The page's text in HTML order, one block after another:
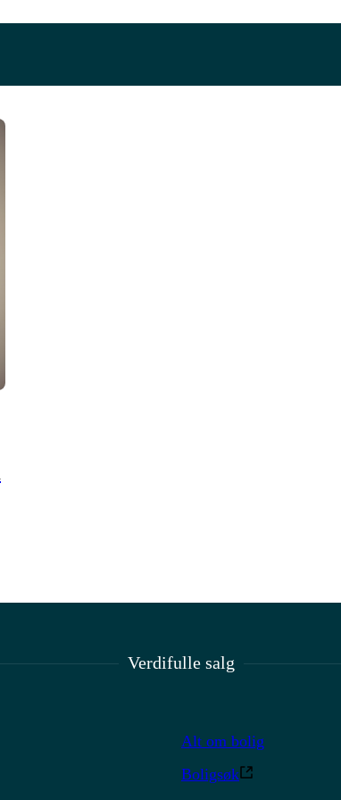
Verdifulle salg
Alt om bolig
Boligsøk